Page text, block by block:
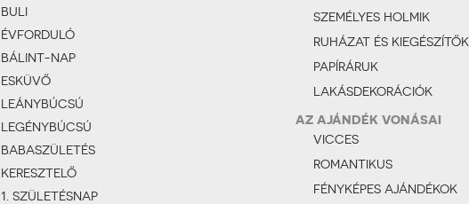
BULI
ÉVFORDULÓ
BÁLINT-NAP
ESKÜVŐ
LEÁNYBÚCSÚ
LEGÉNYBÚCSÚ
BABASZÜLETÉS
KERESZTELŐ
1. SZÜLETÉSNAP
SZEMÉLYES HOLMIK
RUHÁZAT ÉS KIEGÉSZÍTŐK
PAPÍRÁRUK
LAKÁSDEKORÁCIÓK
AZ AJÁNDÉK VONÁSAI
VICCES
ROMANTIKUS
FÉNYKÉPES AJÁNDÉKOK